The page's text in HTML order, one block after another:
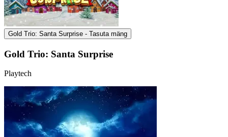
Gold Trio: Santa Surprise - Tasuta mäng
Gold Trio: Santa Surprise
Playtech